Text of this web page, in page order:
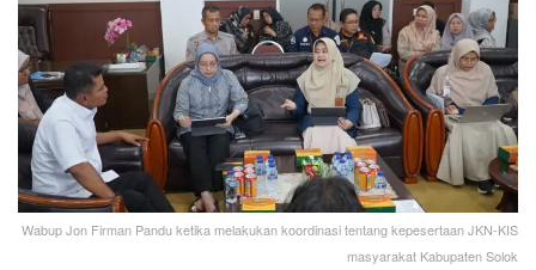
Wabup Jon Firman Pandu ketika melakukan koordinasi tentang kepesertaan JKN-KIS
masyarakat Kabupaten Solok